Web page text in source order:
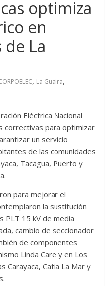
optimiza
en
La
, La Guaira,
Eléctrica Nacional
correctivas para optimizar
un servicio
de las comunidades
Tacagua, Puerto y
para mejorar el
la sustitución
PLT 15 kV de media
cambio de seccionador
de componentes
Linda Care y en Los
Carayaca, Catia La Mar y